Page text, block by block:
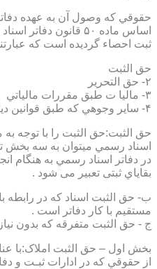
حقوقي كه وصول آن به عهده
ثبت احصاء گرديده است كه
حق الثبت
۲- حق التحرير
۳- ماليا ت طبق مقررات مالياتي
۴- ساير وجوهي كه طبق قوانين ديگر محول شده باشد
حق الثبت:حق الثبت را با توجه به
اسناد رسمي ميتوان به سه بخش
در دفاتر اسناد رسمي به هنگام
بقاياي ثبتی تعبیر می شود .
ب- حق الثبت اسناد كه در رابطه
مستقيم با كار دفاتر است .
ج - حق الثبت متفرقه كه بدون
از حقوقي كه در ادارات ثبـت و